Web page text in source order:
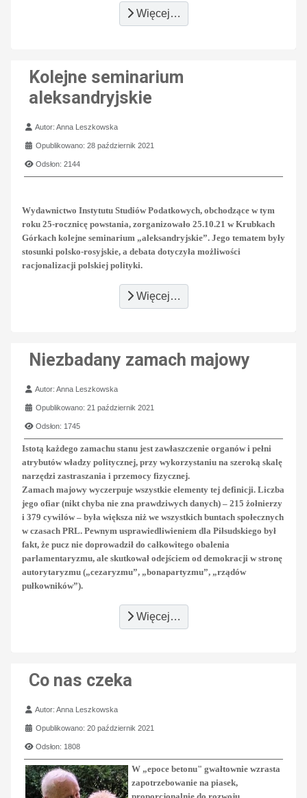
Więcej…
Kolejne seminarium
aleksandryjskie
Szczegóły
Autor:Anna Leszkowska
Opublikowano: 28 październik 2021
Odsłon: 2144
Wydawnictwo Instytutu Studiów Podatkowych, obchodzące w tym
roku 25-rocznicę powstania, zorganizowało 25.10.21 w Krubkach
Górkach kolejne seminarium „aleksandryjskie”. Jego tematem były
stosunki polsko-rosyjskie, a debata dotyczyła możliwości
racjonalizacji polskiej polityki.
Więcej…
Niezbadany zamach majowy
Szczegóły
Autor:Anna Leszkowska
Opublikowano: 21 październik 2021
Odsłon: 1745
Istotą każdego zamachu stanu jest zawłaszczenie organów i pełni
atrybutów władzy politycznej, przy wykorzystaniu na szeroką skalę
narzędzi zastraszania i przemocy fizycznej.
Zamach majowy wyczerpuje wszystkie elementy tej definicji. Liczba
jego ofiar (nikt chyba nie zna prawdziwych danych) – 215 żołnierzy
i 379 cywilów – była większa niż we wszystkich buntach społecznych
w czasach PRL. Pewnym usprawiedliwieniem dla Piłsudskiego był
fakt, że pucz nie doprowadził do całkowitego obalenia
parlamentaryzmu, ale skutkował odejściem od demokracji w stronę
autorytaryzmu („cezaryzmu”, „bonapartyzmu”, „rządów
pułkowników”).
Więcej…
Co nas czeka
Szczegóły
Autor:Anna Leszkowska
Opublikowano: 20 październik 2021
Odsłon: 1808
W „epoce betonu" gwałtownie wzrasta
zapotrzebowanie na piasek,